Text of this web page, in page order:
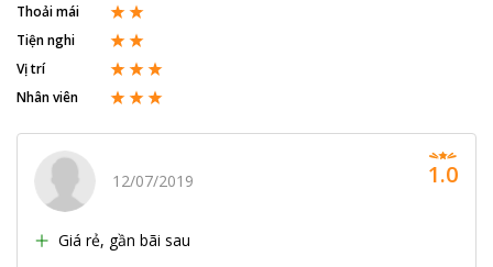
Thoải mái
Tiện nghi
Vị trí
Nhân viên
12/07/2019
Giá rẻ, gần bãi sau
1.0